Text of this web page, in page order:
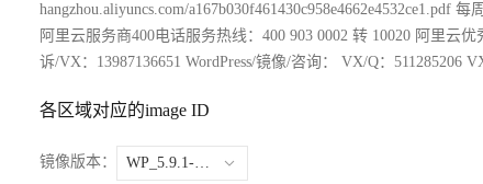
hangzhou.aliyuncs.com/
阿里云服务商400电话服务热线：400 903 0002 转 10020 阿里云
诉/VX：13987136651 WordPress/镜像/咨询： VX/Q：511285206
各区域对应的image ID
镜像版本： WP_5.9.1-0_SC-W2012